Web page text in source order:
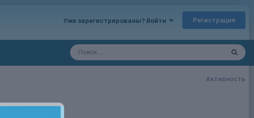
Уже зарегистрированы? Войти Регистрация
Активность